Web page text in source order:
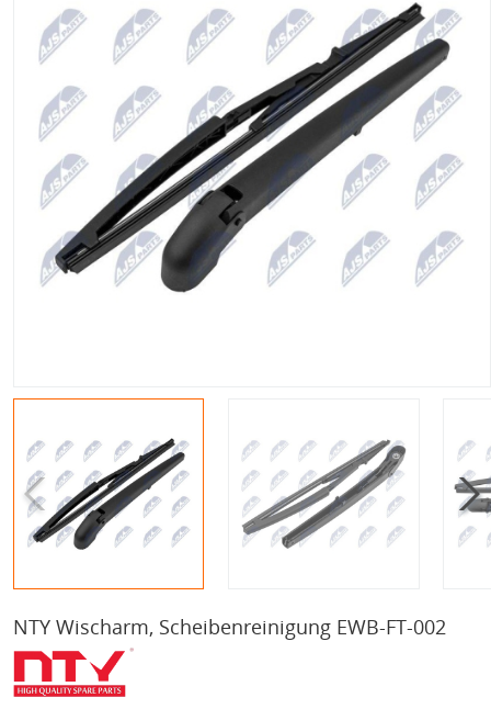
NTY Wischarm, Scheibenreinigung EWB-FT-002